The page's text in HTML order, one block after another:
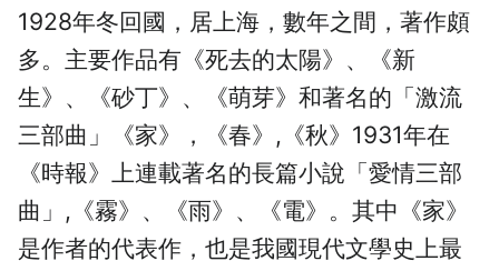
1928年冬回國，居上海，數年之間，著作頗
多。主要作品有《死去的太陽》、《新
生》、《砂丁》、《萌芽》和著名的「激流
三部曲」《家》，《春》,《秋》1931年在
《時報》上連載著名的長篇小說「愛情三部
曲」,《霧》、《雨》、《電》。其中《家》
是作者的代表作，也是我國現代文學史上最